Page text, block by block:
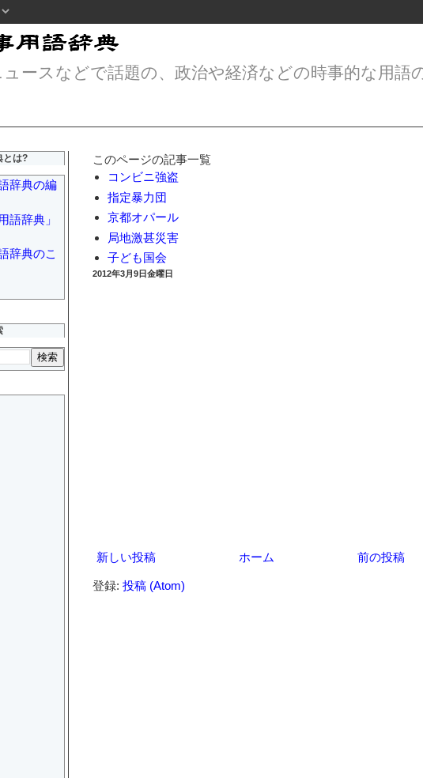
ースなどで話題の、政治や経済などの時事的な用語
このページの記事一覧
コンビニ強盗
指定暴力団
京都オパール
局地激甚災害
子ども国会
2012年3月9日金曜日
新しい投稿 前の投稿
ホーム
登録: 投稿 (Atom)
とは?
辞典の編
語辞典」
辞典のこ